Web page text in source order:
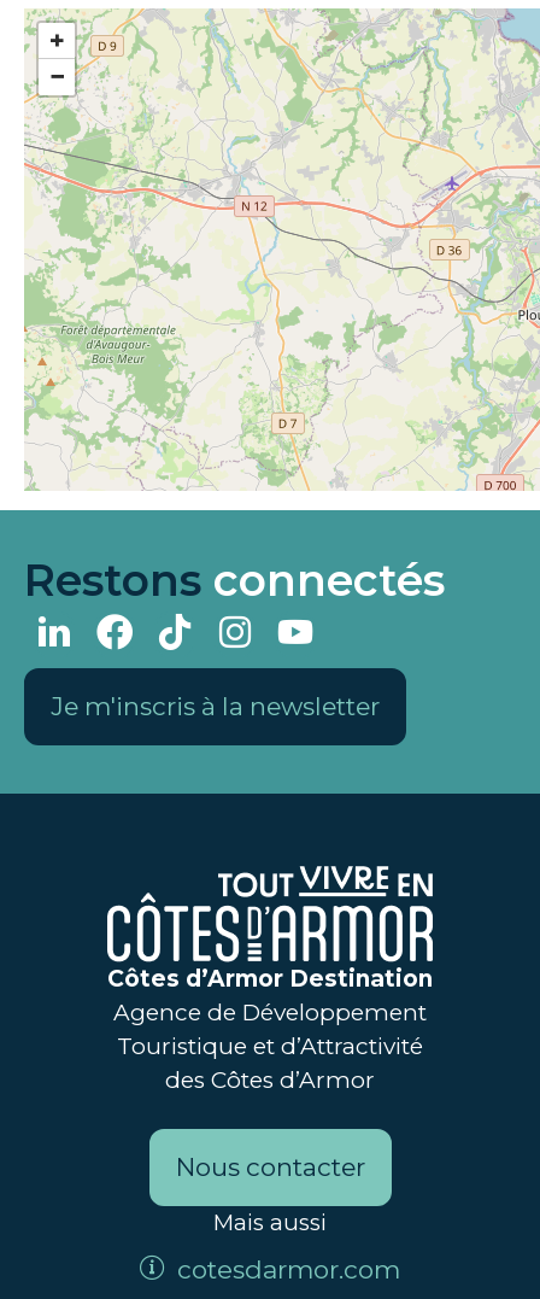
+
−
Restons connectés
Je m'inscris à la newsletter
Côtes d’Armor Destination
Agence de Développement
Touristique et d’Attractivité
des Côtes d’Armor
Nous contacter
Mais aussi
cotesdarmor.com